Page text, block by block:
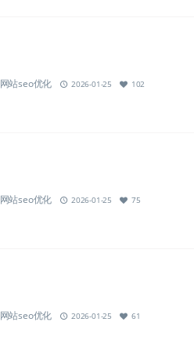
网站seo优化 2026-01-25 102
网站seo优化 2026-01-25 75
网站seo优化 2026-01-25 61